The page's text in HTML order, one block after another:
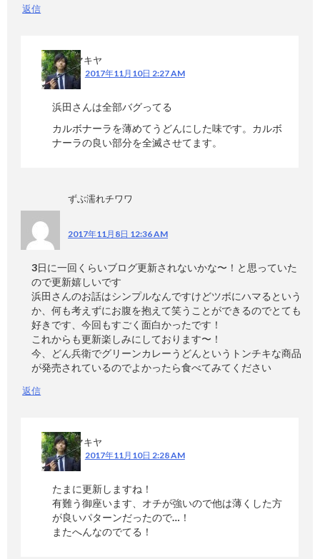
返信
マキヤ
2017年11月10日 2:27 AM
浜田さんは全部バグってる
カルボナーラを薄めてうどんにした味です。カルボ
ナーラの良い部分を全滅させてます。
ずぶ濡れチワワ
2017年11月8日 12:36 AM
3日に一回くらいブログ更新されないかな〜！と思っていた
ので更新嬉しいです
浜田さんのお話はシンプルなんですけどツボにハマるという
か、何も考えずにお腹を抱えて笑うことができるのでとても
好きです、今回もすごく面白かったです！
これからも更新楽しみにしております〜！
今、どん兵衛でグリーンカレーうどんというトンチキな商品
が発売されているのでよかったら食べてみてください
返信
マキヤ
2017年11月10日 2:28 AM
たまに更新しますね！
有難う御座います、オチが強いので他は薄くした方
が良いパターンだったので…！
またへんなのでてる！